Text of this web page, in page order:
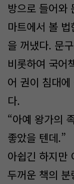
방으로 들어와
마트에서 볼
을 꺼냈다. 문
비롯하여 국어
어 권이 침대
다.
“아예 왕가의
좋았을 텐데.”
아쉽긴 하지만
두꺼운 책의